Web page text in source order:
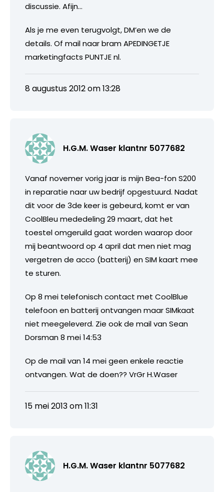
discussie. Afijn…
Als je me even terugvolgt, DM’en we de
details. Of mail naar bram APEDINGETJE
marketingfacts PUNTJE nl.
8 augustus 2012 om 13:28
H.G.M. Waser klantnr 5077682
Vanaf novemer vorig jaar is mijn Bea-fon S200
in reparatie naar uw bedrijf opgestuurd. Nadat
dit voor de 3de keer is gebeurd, komt er van
CoolBleu mededeling 29 maart, dat het
toestel omgeruild gaat worden waarop door
mij beantwoord op 4 april dat men niet mag
vergetren de acco (batterij) en SIM kaart mee
te sturen.
Op 8 mei telefonisch contact met CoolBlue
telefoon en batterij ontvangen maar SIMkaat
niet meegeleverd. Zie ook de mail van Sean
Dorsman 8 mei 14:53
Op de mail van 14 mei geen enkele reactie
ontvangen. Wat de doen?? VrGr H.Waser
15 mei 2013 om 11:31
H.G.M. Waser klantnr 5077682